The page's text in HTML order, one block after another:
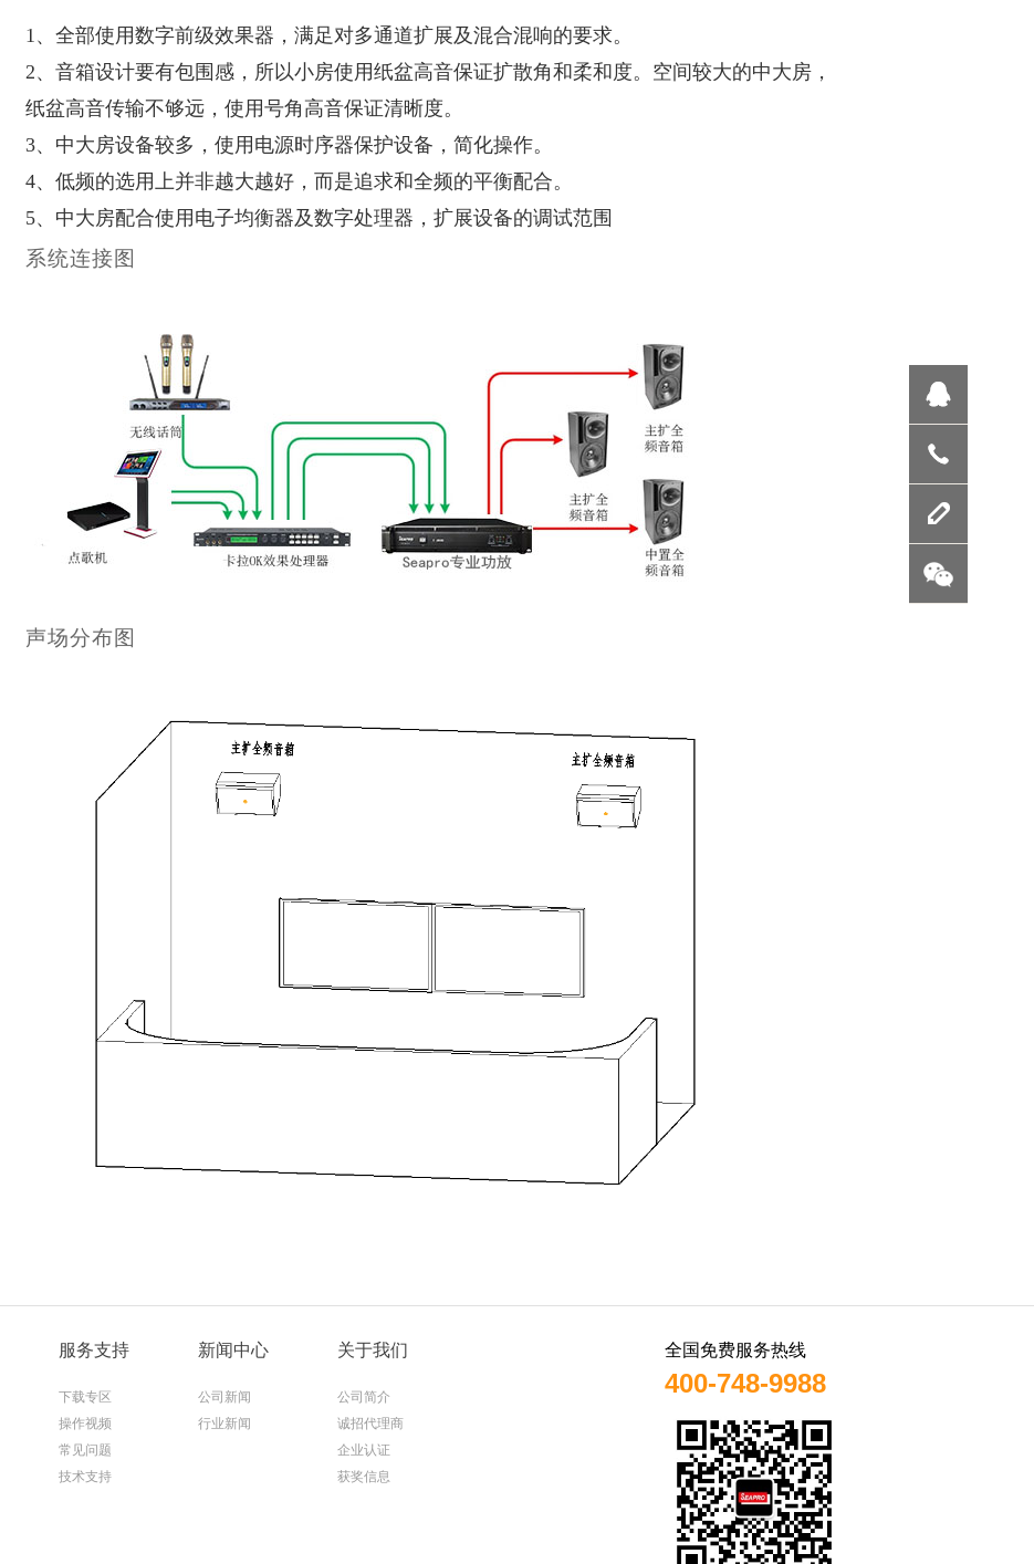
1 、全部使用数字前级效果器，满足对多通道扩展及混合混响的要求。
2、音箱设计要有包围感，所以小房使用纸盆高音保证扩散角和柔和度。空间较大的中大房，
纸盆高音传输不够远，使用号角高音保证清晰度。
3、中大房设备较多，使用电源时序器保护设备，简化操作。
4、低频的选用上并非越大越好，而是追求和全频的平衡配合。
5、中大房配合使用电子均衡器及数字处理器，扩展设备的调试范围
系统连接图
声场分布图
服务支持
下载专区
操作视频
常见问题
技术支持
新闻中心
公司新闻
行业新闻
关于我们
公司简介
诚招代理商
企业认证
获奖信息
全国免费服务热线
400-748-9988